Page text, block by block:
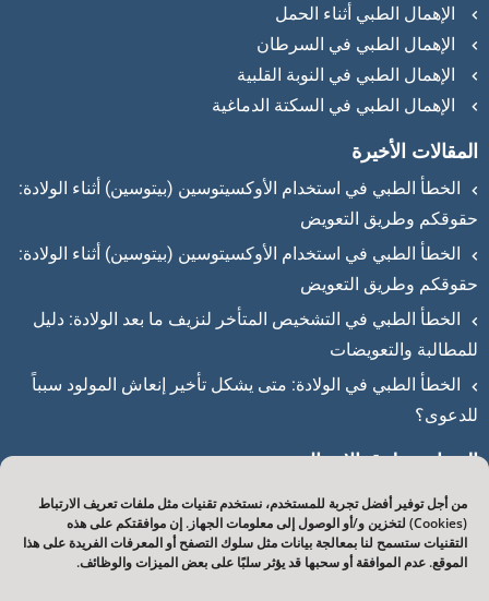
من أجل توفير أفضل تجربة للمستخدم، نستخدم تقنيات مثل ملفات تعريف الارتباط
(Cookies) لتخزين و/أو الوصول إلى معلومات الجهاز. إن موافقتكم على هذه
التقنيات ستسمح لنا بمعالجة بيانات مثل سلوك التصفح أو المعرفات الفريدة على هذا
الموقع. عدم الموافقة أو سحبها قد يؤثر سلبًا على بعض الميزات والوظائف.
الإهمال الطبي أثناء الحمل
الإهمال الطبي في السرطان
الإهمال الطبي في النوبة القلبية
الإهمال الطبي في السكتة الدماغية
المقالات الأخيرة
الخطأ الطبي في استخدام الأوكسيتوسين (بيتوسين) أثناء الولادة:
حقوقكم وطريق التعويض
الخطأ الطبي في استخدام الأوكسيتوسين (بيتوسين) أثناء الولادة:
حقوقكم وطريق التعويض
الخطأ الطبي في التشخيص المتأخر لنزيف ما بعد الولادة: دليل
للمطالبة والتعويضات
الخطأ الطبي في الولادة: متى يشكل تأخير إنعاش المولود سبباً
للدعوى؟
العنوان وطرق الاتصال:
رمات غان، شارع هيتسيرا 3. بيت شاب. الطابق 14
03-6914004